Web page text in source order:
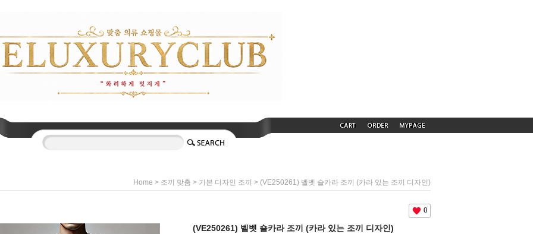
Home > 조끼 맞춤 > 기본 디자인 조끼 > (VE250261) 벨벳 숄카라 조끼 (카라 있는 조끼 디자인)
0
(VE250261) 벨벳 숄카라 조끼 (카라 있는 조끼 디자인)